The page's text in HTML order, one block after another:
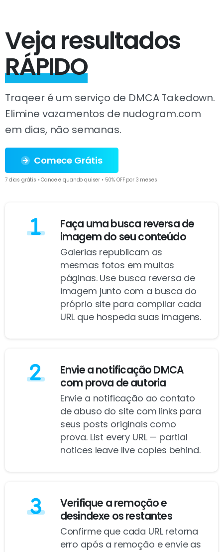
Veja resultados
RÁPIDO
Traqeer é um serviço de DMCA Takedown.
Elimine vazamentos de nudogram.com
em dias, não semanas.
Comece Grátis
7 dias grátis • Cancele quando quiser • 50% OFF por 3 meses
Faça uma busca reversa de
imagem do seu conteúdo
Galerias republicam as
mesmas fotos em muitas
páginas. Use busca reversa de
imagem junto com a busca do
próprio site para compilar cada
URL que hospeda suas imagens.
Envie a notificação DMCA
com prova de autoria
Envie a notificação ao contato
de abuso do site com links para
seus posts originais como
prova. List every URL — partial
notices leave live copies behind.
Verifique a remoção e
desindexe os restantes
Confirme que cada URL retorna
erro após a remoção e envie as